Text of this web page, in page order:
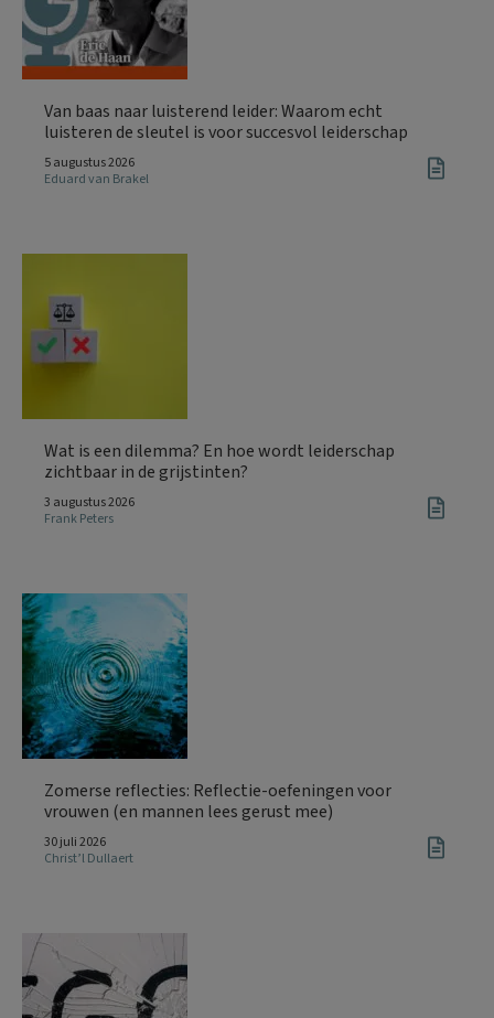
Van baas naar luisterend leider: Waarom echt
luisteren de sleutel is voor succesvol leiderschap
5 augustus 2026
Eduard van Brakel
Wat is een dilemma? En hoe wordt leiderschap
zichtbaar in de grijstinten?
3 augustus 2026
Frank Peters
Zomerse reflecties: Reflectie-oefeningen voor
vrouwen (en mannen lees gerust mee)
30 juli 2026
Christ’l Dullaert